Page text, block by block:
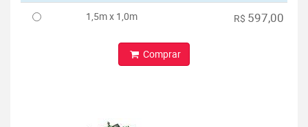
1,5m x 1,0m R$ 597,00
Comprar